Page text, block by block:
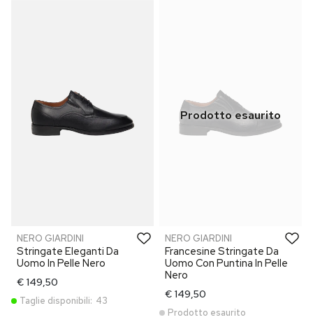
NERO GIARDINI
Stringate Eleganti Da
Uomo In Pelle Nero
€ 149,50
Taglie disponibili: 43
NERO GIARDINI
Francesine Stringate Da
Uomo Con Puntina In Pelle
Nero
€ 149,50
Prodotto esaurito